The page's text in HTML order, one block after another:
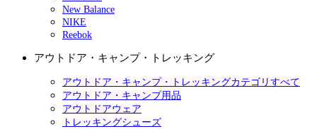
New Balance
NIKE
Reebok
アウトドア・キャンプ・トレッキング
アウトドア・キャンプ・トレッキングカテゴリすべて
アウトドア・キャンプ用品
アウトドアウェア
トレッキングシューズ